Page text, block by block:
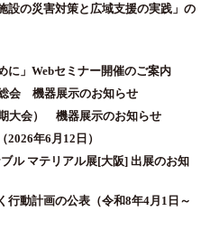
設の災害対策と広域支援の実践」の
に」Webセミナー開催のご案内
会 機器展示のお知らせ
大会） 機器展示のお知らせ
年6月12日）
ル マテリアル展[大阪] 出展のお知
行動計画の公表（令和8年4月1日～